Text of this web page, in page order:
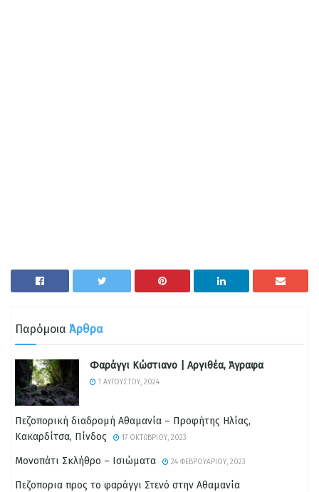
Παρόμοια Άρθρα
Φαράγγι Κώστιανο | Αργιθέα, Άγραφα
1 ΑΥΓΟΎΣΤΟΥ, 2024
Πεζοπορική διαδρομή Αθαμανία – Προφήτης Ηλίας,
Κακαρδίτσα, Πίνδος
17 ΟΚΤΩΒΡΊΟΥ, 2023
Μονοπάτι Σκλήθρο – Ισιώματα 24 ΦΕΒΡΟΥΑΡΊΟΥ, 2023
Πεζοπορια προς το φαράγγι Στενό στην Αθαμανία